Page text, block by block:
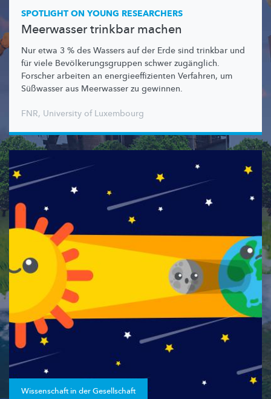
SPOTLIGHT ON YOUNG RESEARCHERS
Meerwasser trinkbar machen
Nur etwa 3 % des Wassers auf der Erde sind trinkbar und
für viele Bevölkerungsgruppen schwer zugänglich.
Forscher arbeiten an energieeffizienten Verfahren, um
Süßwasser aus Meerwasser zu gewinnen.
FNR, University of Luxembourg
Wissenschaft in der Gesellschaft